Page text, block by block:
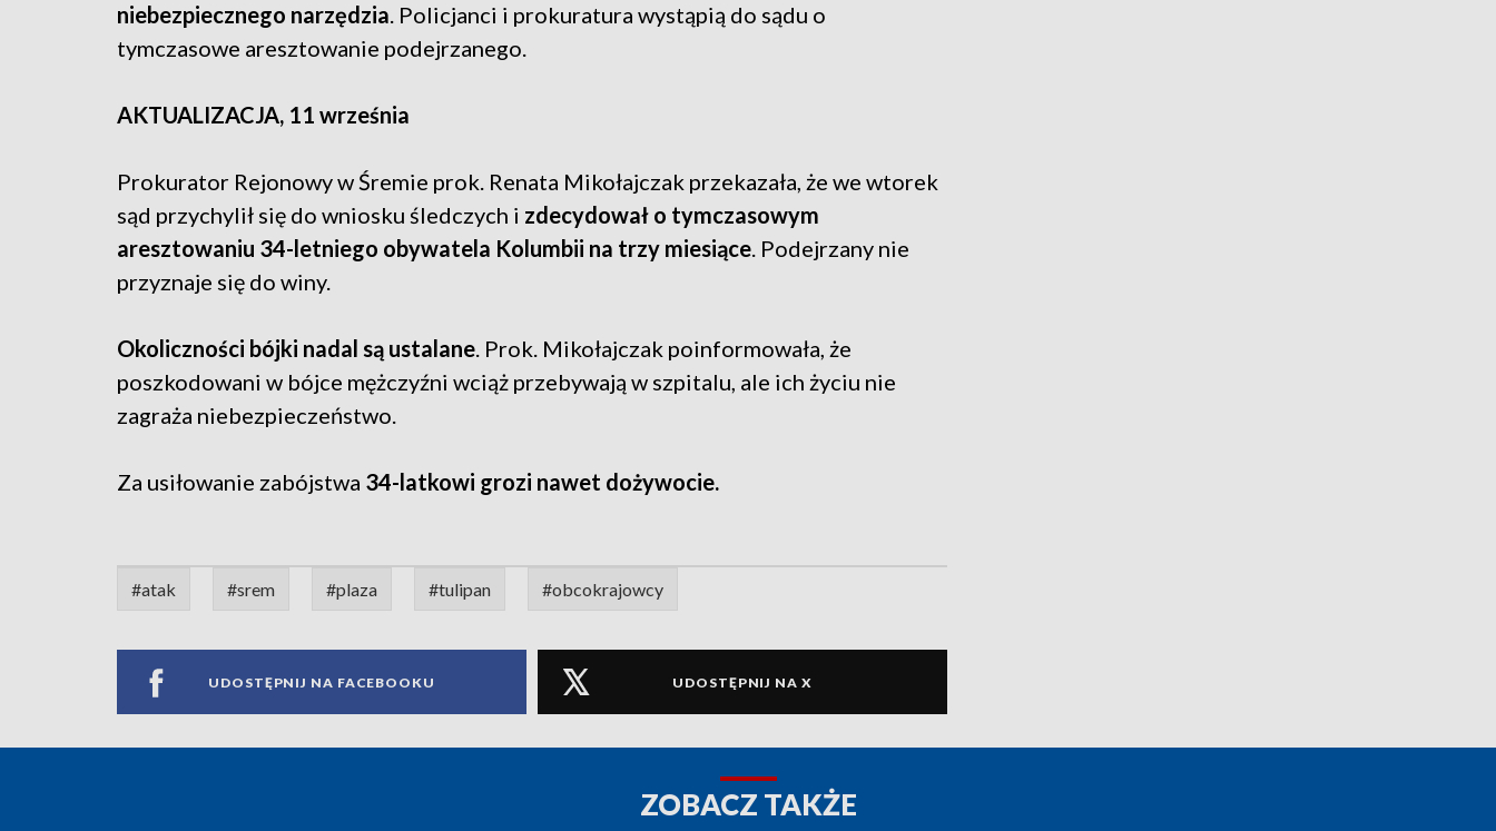
niebezpiecznego narzędzia. Policjanci i prokuratura wystąpią do sądu o
tymczasowe aresztowanie podejrzanego.
AKTUALIZACJA, 11 września
Prokurator Rejonowy w Śremie prok. Renata Mikołajczak przekazała, że we wtorek
sąd przychylił się do wniosku śledczych i zdecydował o tymczasowym
aresztowaniu 34-letniego obywatela Kolumbii na trzy miesiące. Podejrzany nie
przyznaje się do winy.
Okoliczności bójki nadal są ustalane. Prok. Mikołajczak poinformowała, że
poszkodowani w bójce mężczyźni wciąż przebywają w szpitalu, ale ich życiu nie
zagraża niebezpieczeństwo.
Za usiłowanie zabójstwa 34-latkowi grozi nawet dożywocie.
#atak #srem #plaza #tulipan #obcokrajowcy
UDOSTĘPNIJ NA FACEBOOKU UDOSTĘPNIJ NA X
ZOBACZ TAKŻE